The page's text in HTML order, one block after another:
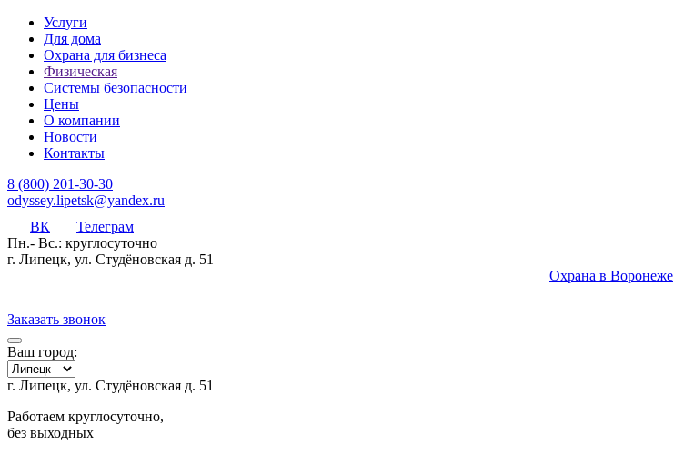
Услуги
Для дома
Охрана для бизнеса
Физическая
Системы безопасности
Цены
О компании
Новости
Контакты
8 (800) 201-30-30
odyssey.lipetsk@yandex.ru
ВК
Телеграм
Пн.- Вс.: круглосуточно
г. Липецк, ул. Студёновская д. 51
Охрана в Воронеже
Заказать звонок
Ваш город:
г. Липецк, ул. Студёновская д. 51
Работаем круглосуточно,
без выходных